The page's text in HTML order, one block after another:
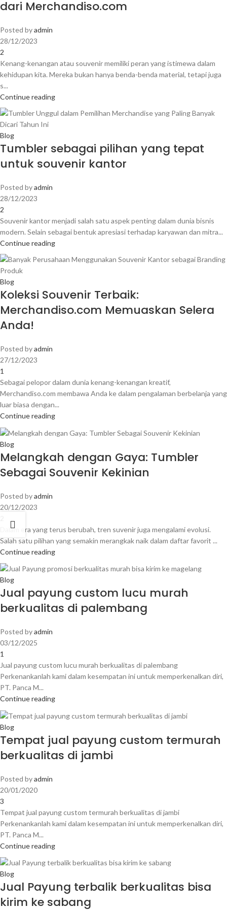
dari Merchandiso.com
Posted byadmin
28/12/2023
2
Kenang-kenangan atau souvenir memiliki peran yang istimewa dalam
kehidupan kita. Mereka bukan hanya benda-benda material, tetapi juga
s...
Continue reading
Blog
Tumbler sebagai pilihan yang tepat
untuk souvenir kantor
Posted byadmin
28/12/2023
2
Souvenir kantor menjadi salah satu aspek penting dalam dunia bisnis
modern. Selain sebagai bentuk apresiasi terhadap karyawan dan mitra...
Continue reading
Blog
Koleksi Souvenir Terbaik:
Merchandiso.com Memuaskan Selera
Anda!
Posted byadmin
27/12/2023
1
Sebagai pelopor dalam dunia kenang-kenangan kreatif,
Merchandiso.com membawa Anda ke dalam pengalaman berbelanja yang
luar biasa dengan...
Continue reading
Blog
Melangkah dengan Gaya: Tumbler
Sebagai Souvenir Kekinian
Posted byadmin
20/12/2023
Dalam era yang terus berubah, tren suvenir juga mengalami evolusi.
Salah satu pilihan yang semakin merangkak naik dalam daftar favorit ...
Continue reading
Blog
Jual payung custom lucu murah
berkualitas di palembang
Posted byadmin
03/12/2025
1
Jual payung custom lucu murah berkualitas di palembang
Perkenankanlah kami dalam kesempatan ini untuk memperkenalkan diri,
PT. Panca M...
Continue reading
Blog
Tempat jual payung custom termurah
berkualitas di jambi
Posted byadmin
20/01/2020
3
Tempat jual payung custom termurah berkualitas di jambi
Perkenankanlah kami dalam kesempatan ini untuk memperkenalkan diri,
PT. Panca M...
Continue reading
Blog
Jual Payung terbalik berkualitas bisa
kirim ke sabang